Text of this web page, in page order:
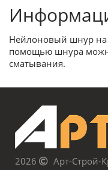
Нейлоновый шнур на
помощью шнура
сматывания.
2026 Арт-Строй-